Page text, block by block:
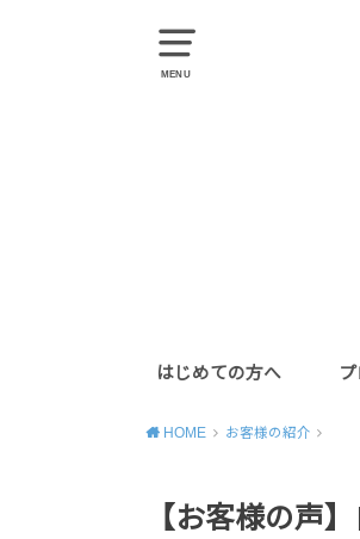
MENU
はじめての方へ
HOME お客様の紹介
【お客様の声